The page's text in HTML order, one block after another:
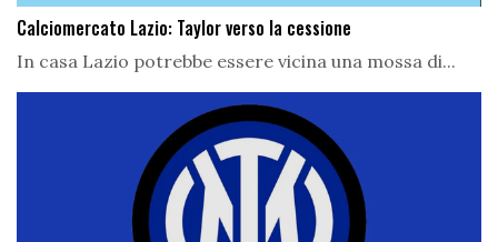
Calciomercato Lazio: Taylor verso la cessione
In casa Lazio potrebbe essere vicina una mossa di...